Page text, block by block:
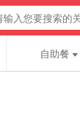
自助餐